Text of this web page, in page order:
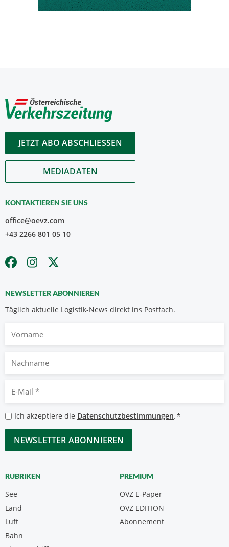
JETZT ABO ABSCHLIESSEN
MEDIADATEN
KONTAKTIEREN SIE UNS
office@oevz.com
+43 2266 801 05 10
NEWSLETTER ABONNIEREN
Täglich aktuelle Logistik-News direkt ins Postfach.
Vorname
Nachname
Mail
*
Datenschutzbestimmungen
*
Ich akzeptiere die Datenschutzbestimmungen.*
CAPTCHA
RUBRIKEN
See
Land
Luft
Bahn
PREMIUM
ÖVZ E-Paper
Abonnement
ÖVZ EDITION